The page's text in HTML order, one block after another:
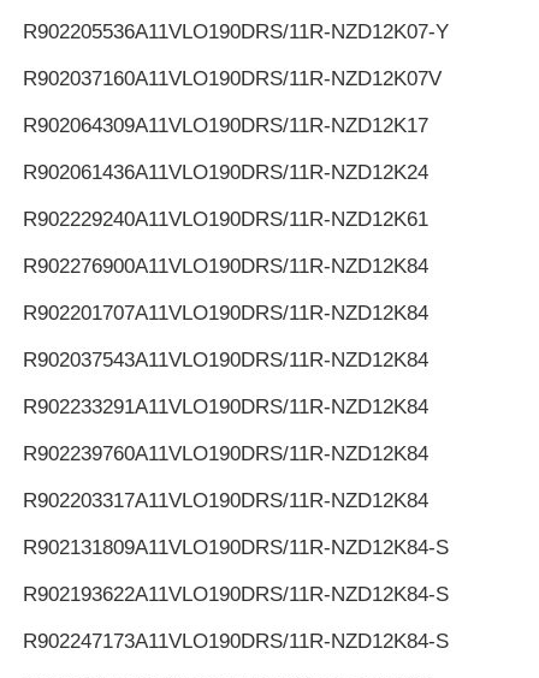
R902205536A11VLO190DRS/11R-NZD12K07-Y
R902037160A11VLO190DRS/11R-NZD12K07V
R902064309A11VLO190DRS/11R-NZD12K17
R902061436A11VLO190DRS/11R-NZD12K24
R902229240A11VLO190DRS/11R-NZD12K61
R902276900A11VLO190DRS/11R-NZD12K84
R902201707A11VLO190DRS/11R-NZD12K84
R902037543A11VLO190DRS/11R-NZD12K84
R902233291A11VLO190DRS/11R-NZD12K84
R902239760A11VLO190DRS/11R-NZD12K84
R902203317A11VLO190DRS/11R-NZD12K84
R902131809A11VLO190DRS/11R-NZD12K84-S
R902193622A11VLO190DRS/11R-NZD12K84-S
R902247173A11VLO190DRS/11R-NZD12K84-S